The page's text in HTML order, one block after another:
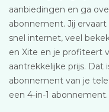
aanbiedingen en ga
abonnement. Jij
snel internet, veel
en Xite en je profiteert
aantrekkelijke prijs. Dat
abonnement van je
een 4-in-1 abonnement.